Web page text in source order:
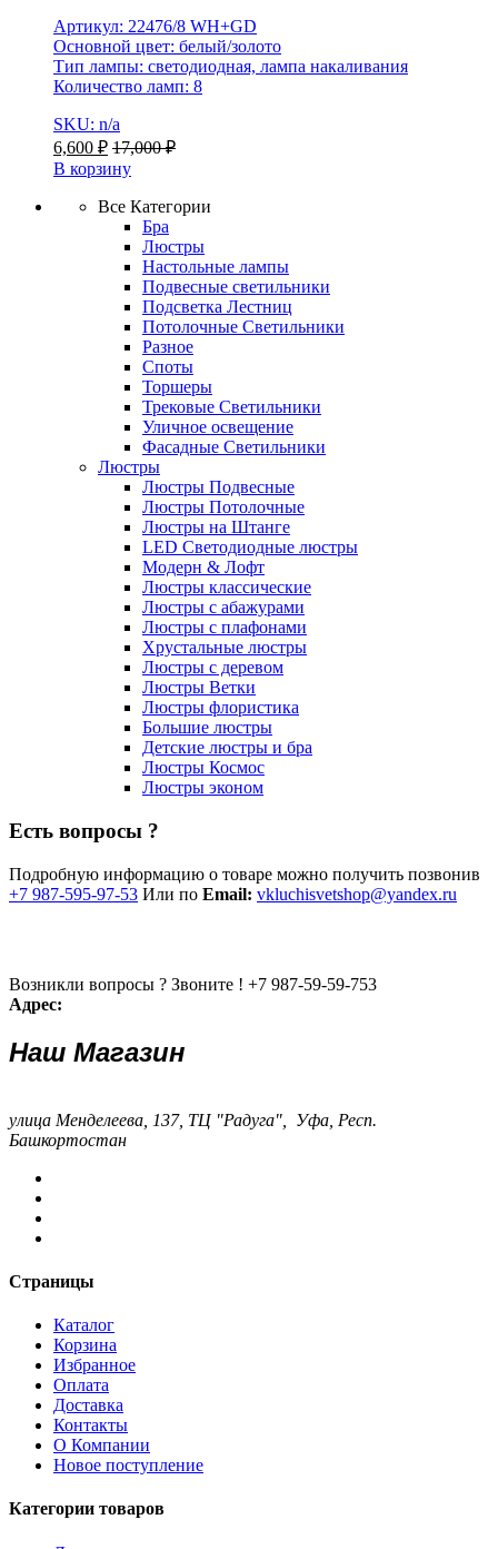
Артикул: 22476/8 WH+GD
Основной цвет: белый/золото
Тип лампы: светодиодная, лампа накаливания
Количество ламп: 8
SKU: n/a
6,600 ₽ 17,000₽
В корзину
Все Категории
Бра
Люстры
Настольные лампы
Подвесные светильники
Подсветка Лестниц
Потолочные Светильники
Разное
Споты
Торшеры
Трековые Светильники
Уличное освещение
Фасадные Светильники
Люстры
Люстры Подвесные
Люстры Потолочные
Люстры на Штанге
LED Светодиодные люстры
Модерн & Лофт
Люстры классические
Люстры с абажурами
Люстры с плафонами
Хрустальные люстры
Люстры с деревом
Люстры Ветки
Люстры флористика
Большие люстры
Детские люстры и бра
Люстры Космос
Люстры эконом
Есть вопросы ?
Подробную информацию о товаре можно получить позвонив
+7 987-595-97-53 Или по Email: vkluchisvetshop@yandex.ru
Возникли вопросы ? Звоните ! +7 987-59-59-753
Адрес:
Наш Магазин
улица Менделеева, 137, ТЦ "Радуга", Уфа, Респ.
Башкортостан
Страницы
Каталог
Корзина
Избранное
Оплата
Доставка
Контакты
О Компании
Новое поступление
Категории товаров